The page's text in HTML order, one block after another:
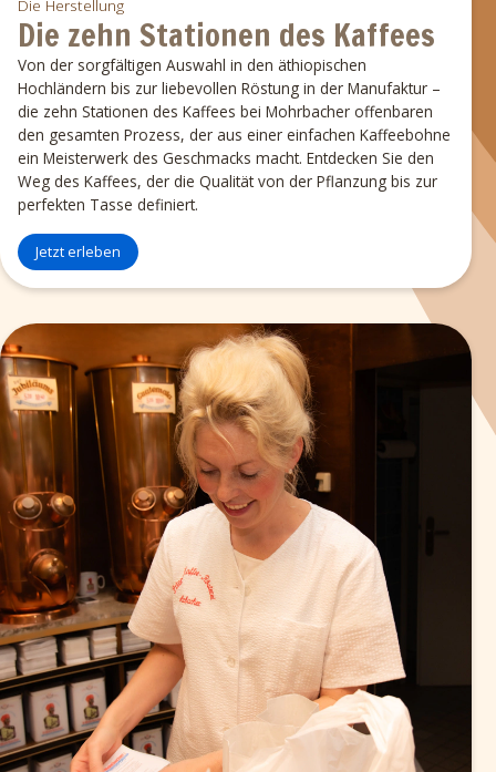
Die Herstellung
Die zehn Stationen des Kaffees
Von der sorgfältigen Auswahl in den äthiopischen
Hochländern bis zur liebevollen Röstung in der Manufaktur –
die zehn Stationen des Kaffees bei Mohrbacher offenbaren
den gesamten Prozess, der aus einer einfachen Kaffeebohne
ein Meisterwerk des Geschmacks macht. Entdecken Sie den
Weg des Kaffees, der die Qualität von der Pflanzung bis zur
perfekten Tasse definiert.
Jetzt erleben